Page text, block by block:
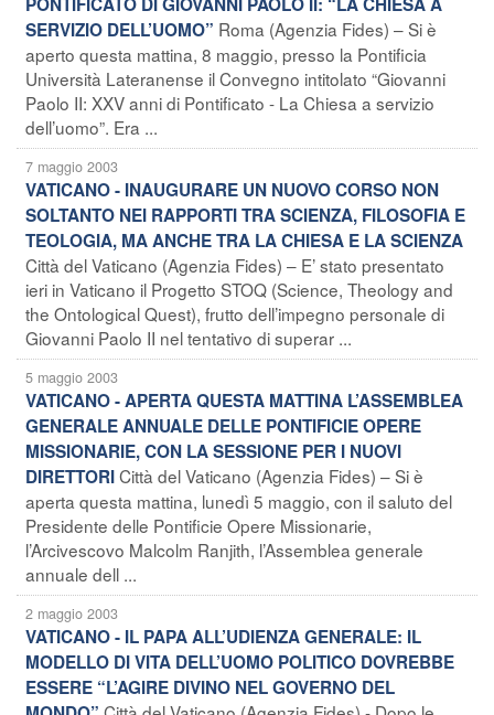
SERVIZIO DELL’UOMO” Roma (Agenzia Fides) – Si è
aperto questa mattina, 8 maggio, presso la Pontificia
Università Lateranense il Convegno intitolato “Giovanni
Paolo II: XXV anni di Pontificato - La Chiesa a servizio
dell’uomo”. Era ...
7 maggio 2003
VATICANO - INAUGURARE UN NUOVO CORSO NON
SOLTANTO NEI RAPPORTI TRA SCIENZA, FILOSOFIA E
TEOLOGIA, MA ANCHE TRA LA CHIESA E LA SCIENZA
Città del Vaticano (Agenzia Fides) – E’ stato presentato
ieri in Vaticano il Progetto STOQ (Science, Theology and
the Ontological Quest), frutto dell’impegno personale di
Giovanni Paolo II nel tentativo di superar ...
5 maggio 2003
VATICANO - APERTA QUESTA MATTINA L’ASSEMBLEA
GENERALE ANNUALE DELLE PONTIFICIE OPERE
MISSIONARIE, CON LA SESSIONE PER I NUOVI
DIRETTORICittà del Vaticano (Agenzia Fides) – Si è
aperta questa mattina, lunedì 5 maggio, con il saluto del
Presidente delle Pontificie Opere Missionarie,
l’Arcivescovo Malcolm Ranjith, l’Assemblea generale
annuale dell ...
2 maggio 2003
VATICANO - IL PAPA ALL’UDIENZA GENERALE: IL
MODELLO DI VITA DELL’UOMO POLITICO DOVREBBE
ESSERE “L’AGIRE DIVINO NEL GOVERNO DEL